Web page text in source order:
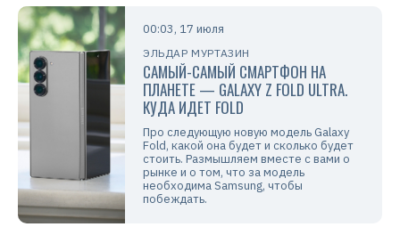
00:03, 17 июля
ЭЛЬДАР МУРТАЗИН
САМЫЙ-САМЫЙ СМАРТФОН НА
ПЛАНЕТЕ — GALAXY Z FOLD ULTRA.
КУДА ИДЕТ FOLD
Про следующую новую модель Galaxy
Fold, какой она будет и сколько будет
стоить. Размышляем вместе с вами о
рынке и о том, что за модель
необходима Samsung, чтобы
побеждать.